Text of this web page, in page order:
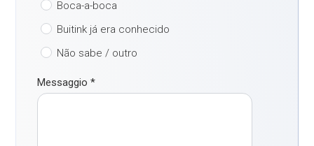
Boca-a-boca
Buitink já era conhecido
Não sabe / outro
Messaggio*